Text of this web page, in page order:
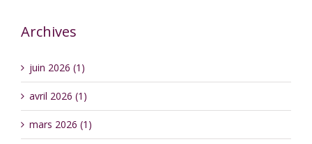
Archives
juin 2026 (1)
avril 2026 (1)
mars 2026 (1)